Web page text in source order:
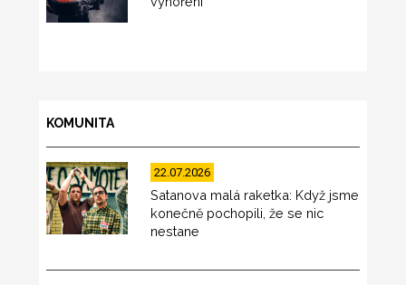
KOMUNITA
22.07.2026
Satanova malá raketka: Když jsme
konečně pochopili, že se nic
nestane